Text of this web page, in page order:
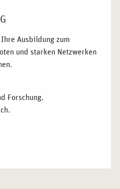
Ausbildung zum
und starken Netzwerken
Forschung.
IST
Bildungslandschaft und